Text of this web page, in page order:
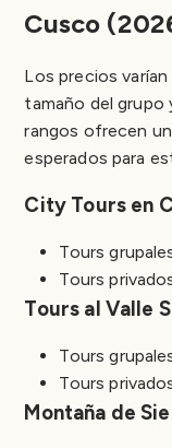
Cusco
Los precios
tamaño del grupo
rangos ofrecen
esperados para
City Tours en
Tours
Tours
Tours al Valle
Tours
Tours
Montaña de